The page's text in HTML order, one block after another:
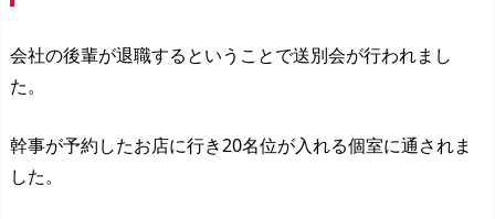
会社の後輩が退職するということで送別会が行われまし
た。
幹事が予約したお店に行き20名位が入れる個室に通されま
した。